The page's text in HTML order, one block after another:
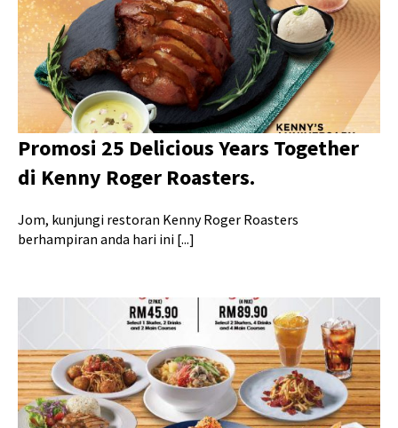
Promosi 25 Delicious Years Together
di Kenny Roger Roasters.
Jom, kunjungi restoran Kenny Roger Roasters
berhampiran anda hari ini [...]